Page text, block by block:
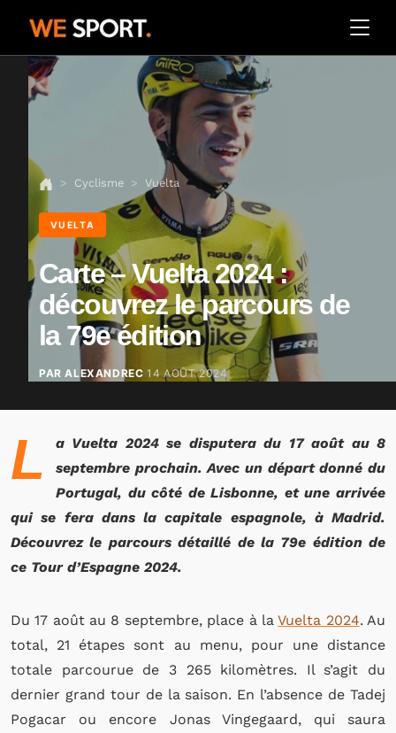
Cyclisme Vuelta
VUELTA
Carte – Vuelta 2024 :
découvrez le parcours de
la 79e édition
PAR ALEXANDREC 14 AOÛT 2024
L
a Vuelta 2024 se disputera du 17 août au 8
septembre prochain. Avec un départ donné du
Portugal, du côté de Lisbonne, et une arrivée
qui se fera dans la capitale espagnole, à Madrid.
Découvrez le parcours détaillé de la 79e édition de
ce Tour d’Espagne 2024.
Du 17 août au 8 septembre, place à laVuelta 2024. Au
total, 21 étapes sont au menu, pour une distance
totale parcourue de 3 265 kilomètres. Il s’agit du
dernier grand tour de la saison. En l’absence de Tadej
Pogacar ou encore Jonas Vingegaard, qui saura